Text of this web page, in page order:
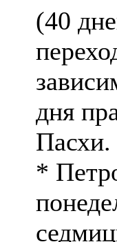
(40
дня
Пасхи.
*